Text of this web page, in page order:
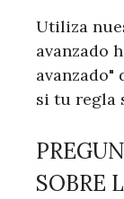
Utiliza
avanzado
avanzado"
si tu regla
SOBRE